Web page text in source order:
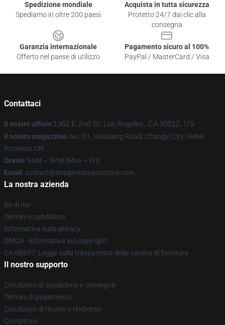
Spedizione mondiale
Spediamo in oltre 200 paesi
Acquista in tutta sicurezza
Protetto 24/7 dai clic alla
consegna
Garanzia internazionale
Offerto nel paese di utilizzo
Pagamento sicuro al 100%
PayPal / MasterCard / Visa
Contattaci
Il nostro ufficio:1362 E 2nd St, Los Angeles, CA 90012, US
Il nostro magazzino: No. 51, Huaxiang Road, Changyi City, Hebei
Province, CN
Orario: 9AM – 5PM (Mon – Fri)
Email : contact@imaginedragonstore.com
La nostra azienda
Su di noi
Termini e condizioni
Informativa sulla privacy
DMCA - Informativa sul copyright
CA SB657: Legge sulla trasparenza della catena di fornitura
Il nostro supporto
Condizioni di spedizione e consegna
Termini di pagamento
Condizioni di ritorno e rimborso
Contattaci